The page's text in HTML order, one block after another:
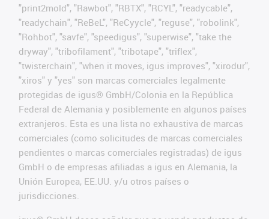
"print2mold", "Rawbot", "RBTX", "RCYL", "readycable",
"readychain", "ReBeL", "ReCyycle", "reguse", "robolink",
"Rohbot", "savfe", "speedigus", "superwise", "take the
dryway", "tribofilament", "tribotape", "triflex",
"twisterchain", "when it moves, igus improves", "xirodur",
"xiros" y "yes" son marcas comerciales legalmente
protegidas de igus® GmbH/Colonia en la República
Federal de Alemania y posiblemente en algunos países
extranjeros. Esta es una lista no exhaustiva de marcas
comerciales (como solicitudes de marcas comerciales
pendientes o marcas comerciales registradas) de igus
GmbH o de empresas afiliadas a igus en Alemania, la
Unión Europea, EE.UU. y/u otros países o
jurisdicciones.